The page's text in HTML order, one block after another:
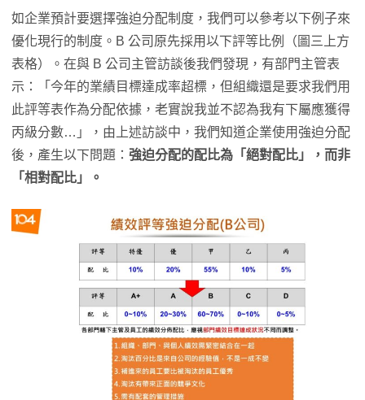
如企業預計要選擇強迫分配制度，我們可以參考以下例子來
優化現行的制度。B 公司原先採用以下評等比例（圖三上方
表格）。在與 B 公司主管訪談後我們發現，有部門主管表
示：「今年的業績目標達成率超標，但組織還是要求我們用
此評等表作為分配依據，老實說我並不認為我有下屬應獲得
丙級分數…」，由上述訪談中，我們知道企業使用強迫分配
後，產生以下問題： 強迫分配的配比為「絕對配比」，而非
「相對配比」。